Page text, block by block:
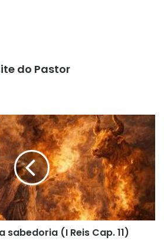
do Pastor
sabedoria (I Reis Cap. 11)